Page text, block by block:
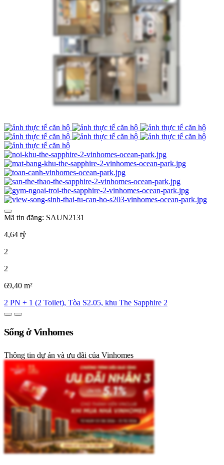
Mã tin đăng: SAUN2131
4,64 tỷ
2
2
69,40 m²
2 PN + 1 (2 Toilet), Tòa S2.05, khu The Sapphire 2
Sống ở Vinhomes
Thông tin dự án và ưu đãi của Vinhomes